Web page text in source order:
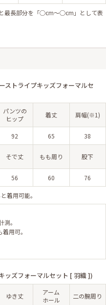
最長部分を「◯cm〜◯cm」として表
ストライプキッズフォーマルセ
パンツの
ヒップ
着丈 肩幅(※1)
92 65 38
そで丈 もも周り 股下
56 60 76
着用可能。
。
用可。
ッズフォーマルセット [ 羽織 ])
ゆき丈
アーム
ホール
二の腕周り